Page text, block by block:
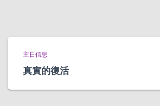
主日信息
真實的復活